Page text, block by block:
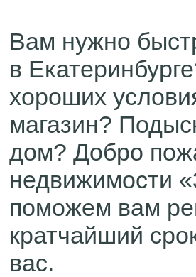
Вам нужно
в
хороших
магазин?
дом? Добро
недвижимости
поможем вам
кратчайший
вас.